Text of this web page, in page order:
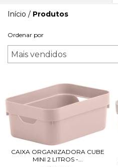
Início / Produtos
Ordenar por
CAIXA ORGANIZADORA CUBE
MINI 2 LITROS -...